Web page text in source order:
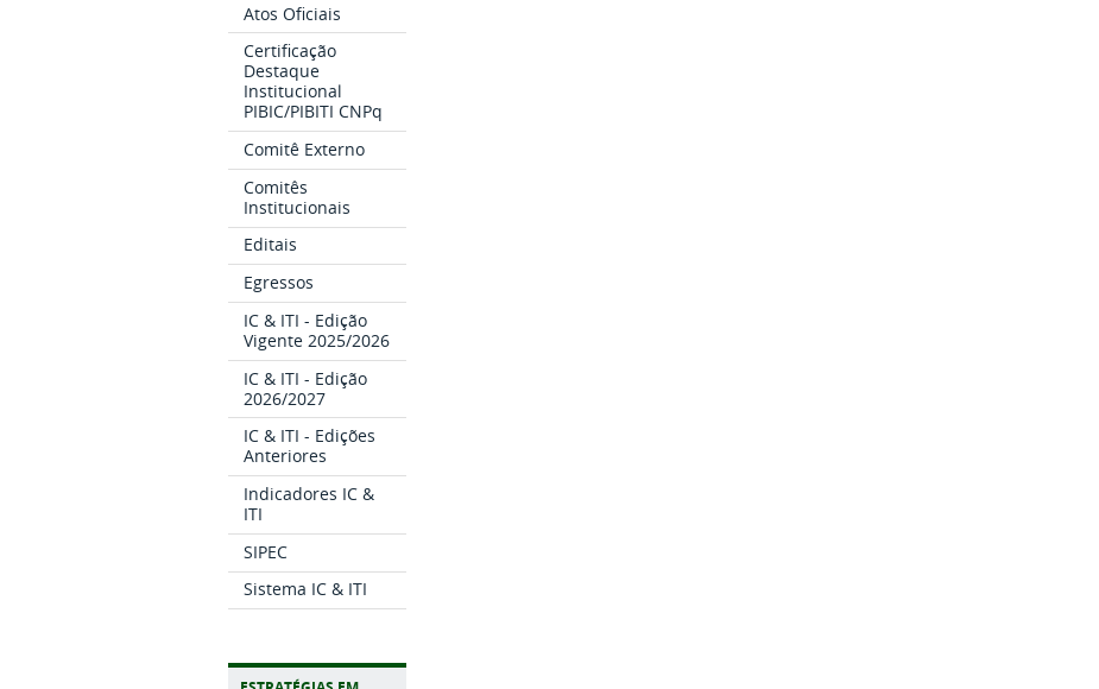
Atos Oficiais
Certificação
Destaque
Institucional
PIBIC/PIBITI CNPq
Comitê Externo
Comitês
Institucionais
Editais
Egressos
IC & ITI - Edição
Vigente 2025/2026
IC & ITI - Edição
2026/2027
IC & ITI - Edições
Anteriores
Indicadores IC &
ITI
SIPEC
Sistema IC & ITI